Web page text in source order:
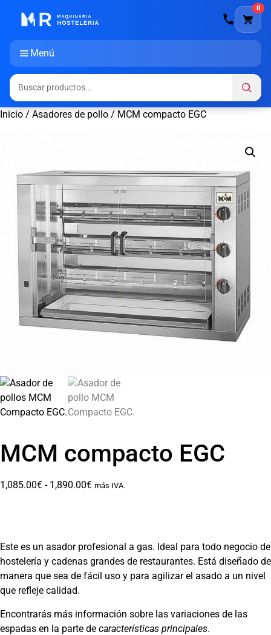
Menú
0
Inicio / Asadores de pollo / MCM compacto EGC
MCM compacto EGC
1,085.00€ - 1,890.00€ más IVA.
Este es un asador profesional a gas. Ideal para todo negocio de
hostelería y cadenas grandes de restaurantes. Está diseñado de
manera que sea de fácil uso y para agilizar el asado a un nivel
que refleje calidad.
Encontrarás más información sobre las variaciones de las
espadas en la parte de características principales.